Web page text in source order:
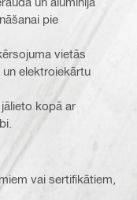
pie
vietās
elektroiekārtu
kopā ar
vai sertifikātiem,